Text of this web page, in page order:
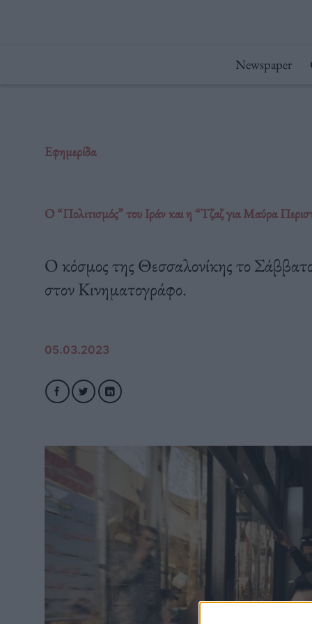
Newspaper
Εφημερίδα
Ο “Πολιτισμός” του Ιράν και η “Τζαζ για Μαύρα
Ο κόσμος της Θεσσαλονίκης το Σάββατο
στον Κινηματογράφο.
05.03.2023